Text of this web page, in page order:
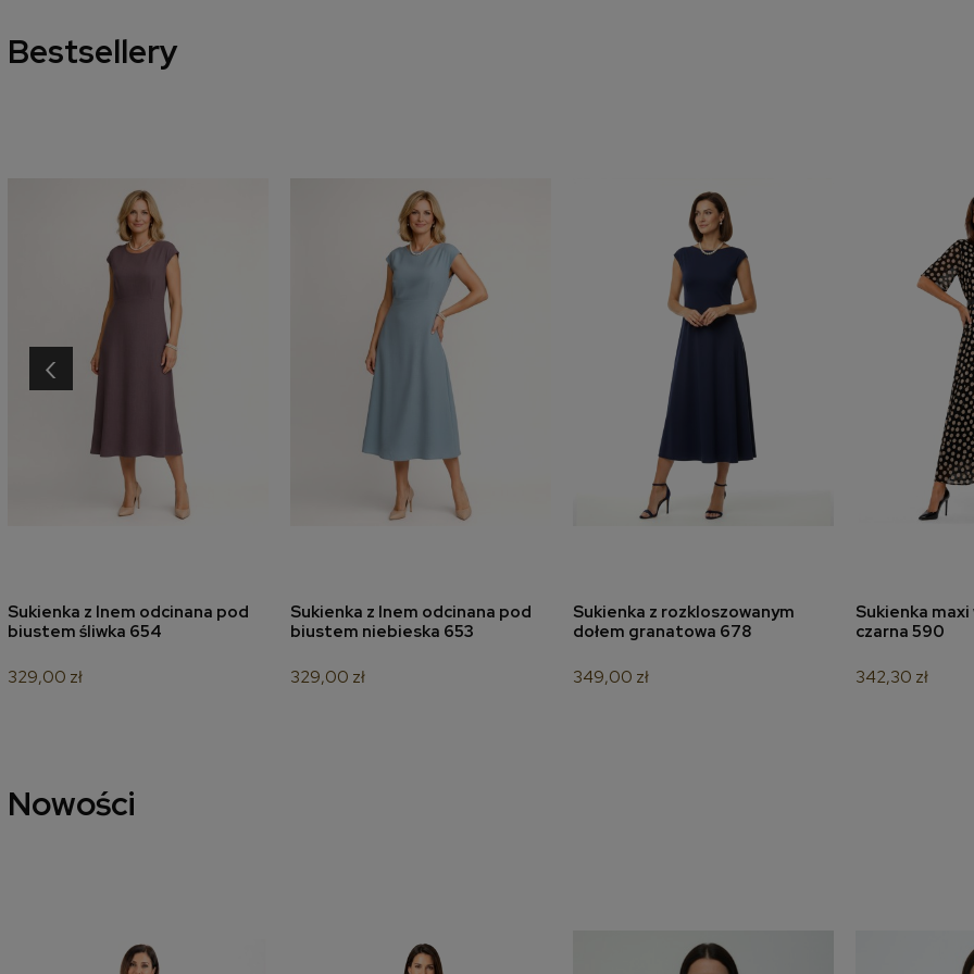
Bestsellery
dodaj do koszyka
Sukienka z lnem odcinana pod
biustem śliwka 654
329,00 zł
dodaj do koszyka
Sukienka z lnem odcinana pod
biustem niebieska 653
329,00 zł
dodaj do koszyka
Sukienka z rozkloszowanym
dołem granatowa 678
349,00 zł
dodaj
Sukienka
czarna 590
342,30 zł
‹
Nowości